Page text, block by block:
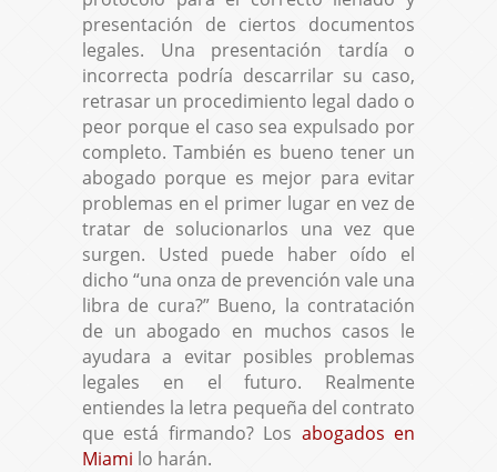
presentación de ciertos documentos
legales. Una presentación tardía o
incorrecta podría descarrilar su caso,
retrasar un procedimiento legal dado o
peor porque el caso sea expulsado por
completo. También es bueno tener un
abogado porque es mejor para evitar
problemas en el primer lugar en vez de
tratar de solucionarlos una vez que
surgen. Usted puede haber oído el
dicho “una onza de prevención vale una
libra de cura?” Bueno, la contratación
de un abogado en muchos casos le
ayudara a evitar posibles problemas
legales en el futuro. Realmente
entiendes la letra pequeña del contrato
que está firmando? Los abogados en
Miami lo harán.